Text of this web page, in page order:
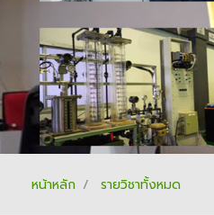
หน้าหลัก รายวิชาทั้งหมด